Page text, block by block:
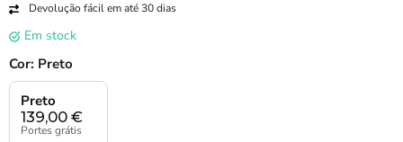
Devolução fácil em até 30 dias
em stock
Cor: Preto
139,00 €
Preto
Portes grátis